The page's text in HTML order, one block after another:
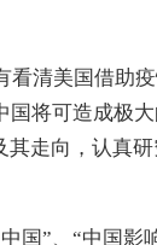
清美国借助疫
国将可造成极
其走向，认真
”、“中国影